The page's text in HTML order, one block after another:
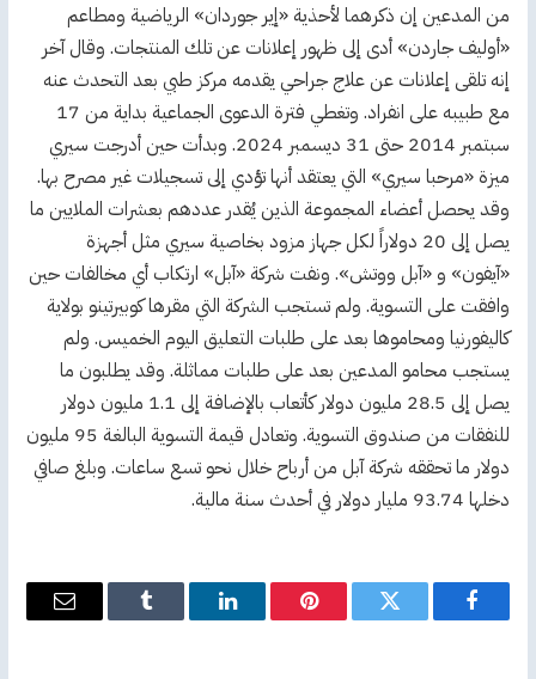
من المدعين إن ذكرهما لأحذية «إير جوردان» الرياضية ومطاعم
«أوليف جاردن» أدى إلى ظهور إعلانات عن تلك المنتجات. وقال آخر
إنه تلقى إعلانات عن علاج جراحي يقدمه مركز طبي بعد التحدث عنه
مع طبيبه على انفراد. وتغطي فترة الدعوى الجماعية بداية من 17
سبتمبر 2014 حتى 31 ديسمبر 2024. وبدأت حين أدرجت سيري
ميزة «مرحبا سيري» التي يعتقد أنها تؤدي إلى تسجيلات غير مصرح بها.
وقد يحصل أعضاء المجموعة الذين يُقدر عددهم بعشرات الملايين ما
يصل إلى 20 دولاراً لكل جهاز مزود بخاصية سيري مثل أجهزة
«آيفون» و «آبل ووتش». ونفت شركة «آبل» ارتكاب أي مخالفات حين
وافقت على التسوية. ولم تستجب الشركة التي مقرها كوبيرتينو بولاية
كاليفورنيا ومحاموها بعد على طلبات التعليق اليوم الخميس. ولم
يستجب محامو المدعين بعد على طلبات مماثلة. وقد يطلبون ما
يصل إلى 28.5 مليون دولار كأتعاب بالإضافة إلى 1.1 مليون دولار
للنفقات من صندوق التسوية. وتعادل قيمة التسوية البالغة 95 مليون
دولار ما تحققه شركة آبل من أرباح خلال نحو تسع ساعات. وبلغ صافي
دخلها 93.74 مليار دولار في أحدث سنة مالية.
فيسبوك تويتر بينتيريستلينكدإن Tumblr
البريد